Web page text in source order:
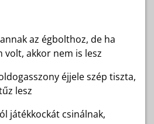
az égbolthoz, de ha
akkor nem is lesz
éjjele szép tiszta,
lesz
játékkockát csinálnak,